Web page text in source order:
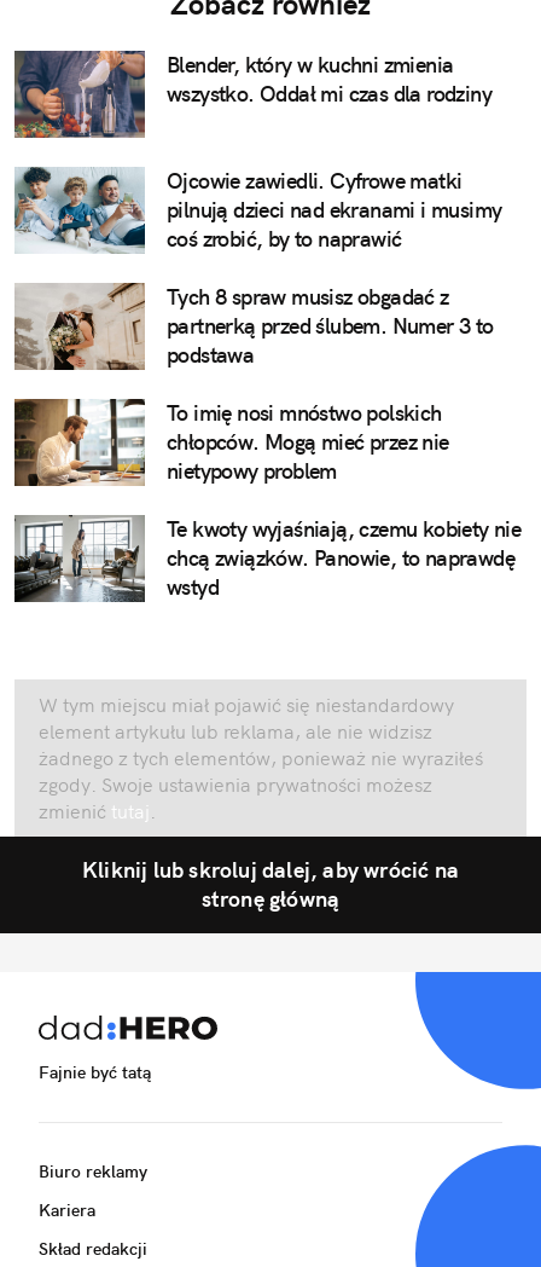
Blender, który w kuchni zmienia
wszystko. Oddał mi czas dla rodziny
Ojcowie zawiedli. Cyfrowe matki
pilnują dzieci nad ekranami i musimy
coś zrobić, by to naprawić
Tych 8 spraw musisz obgadać z
partnerką przed ślubem. Numer 3 to
podstawa
To imię nosi mnóstwo polskich
chłopców. Mogą mieć przez nie
nietypowy problem
Te kwoty wyjaśniają, czemu kobiety nie
chcą związków. Panowie, to naprawdę
wstyd
W tym miejscu miał pojawić się niestandardowy
element artykułu lub reklama, ale nie widzisz
żadnego z tych elementów, ponieważ nie wyraziłeś
zgody. Swoje ustawienia prywatności możesz
zmienić tutaj
Kliknij lub skroluj dalej, aby wrócić na
stronę główną
Fajnie być tatą
Biuro reklamy
Kariera
Skład redakcji